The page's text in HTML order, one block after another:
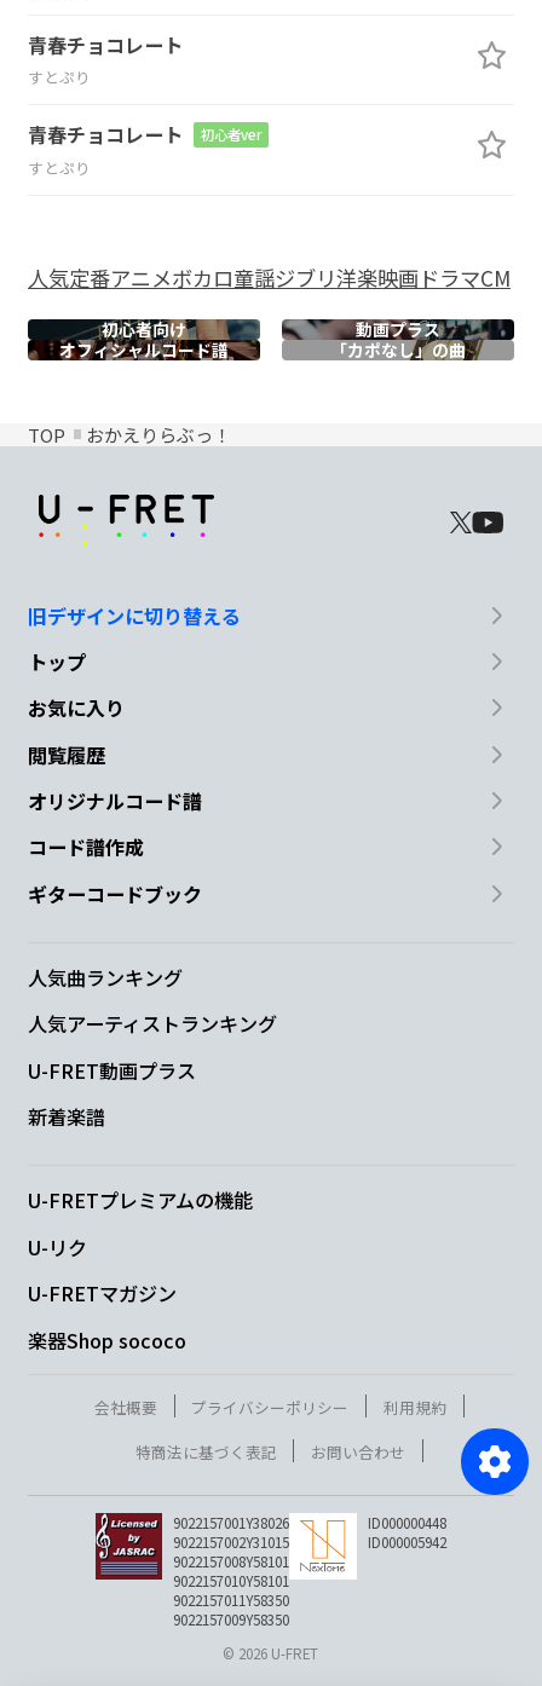
青春チョコレート
すとぷり
青春チョコレート 初心者ver
すとぷり
人気定番アニメボカロ童謡ジブリ洋楽映画ドラマCM
初心者向け
動画プラス
オフィシャルコード譜 「カポなし」の曲
TOP おかえりらぶっ！
旧デザインに切り替える
トップ
お気に入り
閲覧履歴
オリジナルコード譜
コード譜作成
ギターコードブック
人気曲ランキング
人気アーティストランキング
U-FRET動画プラス
新着楽譜
U-FRETプレミアムの機能
U-リク
U-FRETマガジン
楽器Shop sococo
会社概要 プライバシーポリシー
利用規約
特商法に基づく表記
お問い合わせ
9022157001Y38026
9022157002Y31015
9022157008Y58101
9022157010Y58101
9022157011Y58350
9022157009Y58350
ID000000448
ID000005942
© 2026 U-FRET